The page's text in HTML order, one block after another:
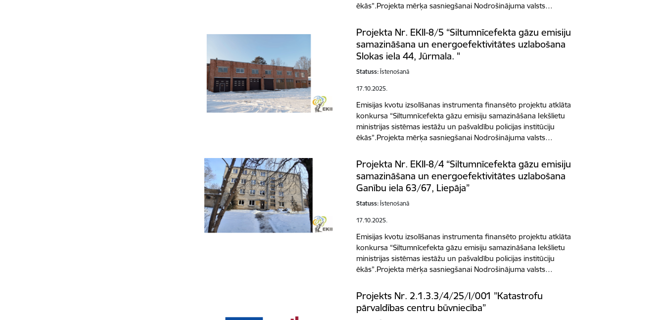
ēkās”.Projekta mērķa sasniegšanai Nodrošinājuma valsts…
Projekta Nr. EKII-8/5 “Siltumnīcefekta gāzu emisiju
samazināšana un energoefektivitātes uzlabošana
Slokas iela 44, Jūrmala. "
Statuss: Īstenošanā
17.10.2025.
Emisijas kvotu izsolīšanas instrumenta finansēto projektu atklāta
konkursa “Siltumnīcefekta gāzu emisiju samazināšana Iekšlietu
ministrijas sistēmas iestāžu un pašvaldību policijas institūciju
ēkās”.Projekta mērķa sasniegšanai Nodrošinājuma valsts…
Projekta Nr. EKII-8/4 “Siltumnīcefekta gāzu emisiju
samazināšana un energoefektivitātes uzlabošana
Ganību iela 63/67, Liepāja”
Statuss: Īstenošanā
17.10.2025.
Emisijas kvotu izsolīšanas instrumenta finansēto projektu atklāta
konkursa “Siltumnīcefekta gāzu emisiju samazināšana Iekšlietu
ministrijas sistēmas iestāžu un pašvaldību policijas institūciju
ēkās”.Projekta mērķa sasniegšanai Nodrošinājuma valsts…
Projekts Nr. 2.1.3.3/4/25/I/001 ”Katastrofu
pārvaldības centru būvniecība”